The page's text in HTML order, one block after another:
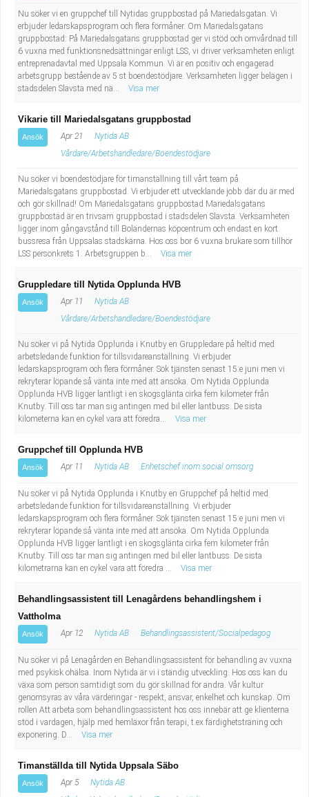
Nu söker vi en gruppchef till Nytidas gruppbostad på Mariedalsgatan. Vi
erbjuder ledarskapsprogram och flera förmåner. Om Mariedalsgatans
gruppbostad: På Mariedalsgatans gruppbostad ger vi stöd och omvårdnad till
6 vuxna med funktionsnedsättningar enligt LSS, vi driver verksamheten enligt
entreprenadavtal med Uppsala Kommun. Vi är en positiv och engagerad
arbetsgrupp bestående av 5 st boendestödjare. Verksamheten ligger belägen i
stadsdelen Slavsta med nä...
Visa mer
Vikarie till Mariedalsgatans gruppbostad
Ansök Apr 21
Nytida AB
Vårdare/Arbetshandledare/Boendestödjare
Nu söker vi boendestödjare för timanställning till vårt team på
Mariedalsgatans gruppbostad. Vi erbjuder ett utvecklande jobb där du är med
och gör skillnad! Om Mariedalsgatans gruppbostad Mariedalsgatans
gruppbostad är en trivsam gruppbostad i stadsdelen Slavsta. Verksamheten
ligger inom gångavstånd till Boländernas köpcentrum och endast en kort
bussresa från Uppsalas stadskärna. Hos oss bor 6 vuxna brukare som tillhör
LSS personkrets 1. Arbetsgruppen b...
Visa mer
Gruppledare till Nytida Opplunda HVB
Ansök Apr 11
Nytida AB
Vårdare/Arbetshandledare/Boendestödjare
Nu söker vi på Nytida Opplunda i Knutby en Gruppledare på heltid med
arbetsledande funktion för tillsvidareanställning. Vi erbjuder
ledarskapsprogram och flera förmåner. Sök tjänsten senast 15:e juni men vi
rekryterar löpande så vänta inte med att ansöka. Om Nytida Opplunda
Opplunda HVB ligger lantligt i en skogsglänta cirka fem kilometer från
Knutby. Till oss tar man sig antingen med bil eller lantbuss. De sista
kilometerna kan en cykel vara att föredra...
Visa mer
Gruppchef till Opplunda HVB
Ansök Apr 11 Nytida AB Enhetschef inom social omsorg
Nu söker vi på Nytida Opplunda i Knutby en Gruppchef på heltid med
arbetsledande funktion för tillsvidareanställning. Vi erbjuder
ledarskapsprogram och flera förmåner. Sök tjänsten senast 15:e juni men vi
rekryterar löpande så vänta inte med att ansöka. Om Nytida Opplunda
Opplunda HVB ligger lantligt i en skogsglänta cirka fem kilometer från
Knutby. Till oss tar man sig antingen med bil eller lantbuss. De sista
kilometrarna kan en cykel vara att föredra ...
Visa mer
Behandlingsassistent till Lenagårdens behandlingshem i
Vattholma
Ansök Apr 12 Nytida AB Behandlingsassistent/Socialpedagog
Nu söker vi på Lenagården en Behandlingsassistent för behandling av vuxna
med psykisk ohälsa. Inom Nytida är vi i ständig utveckling. Hos oss kan du
växa som person samtidigt som du gör skillnad för andra. Vår kultur
genomsyras av våra värderingar - respekt, ansvar, enkelhet och kunskap. Om
rollen Att arbeta som behandlingsassistent hos oss innebär att ge klienterna
stöd i vardagen, hjälp med hemläxor från terapi, t.ex färdighetsträning och
exponering. D...
Visa mer
Timanställda till Nytida Uppsala Säbo
Ansök Apr 5
Nytida AB